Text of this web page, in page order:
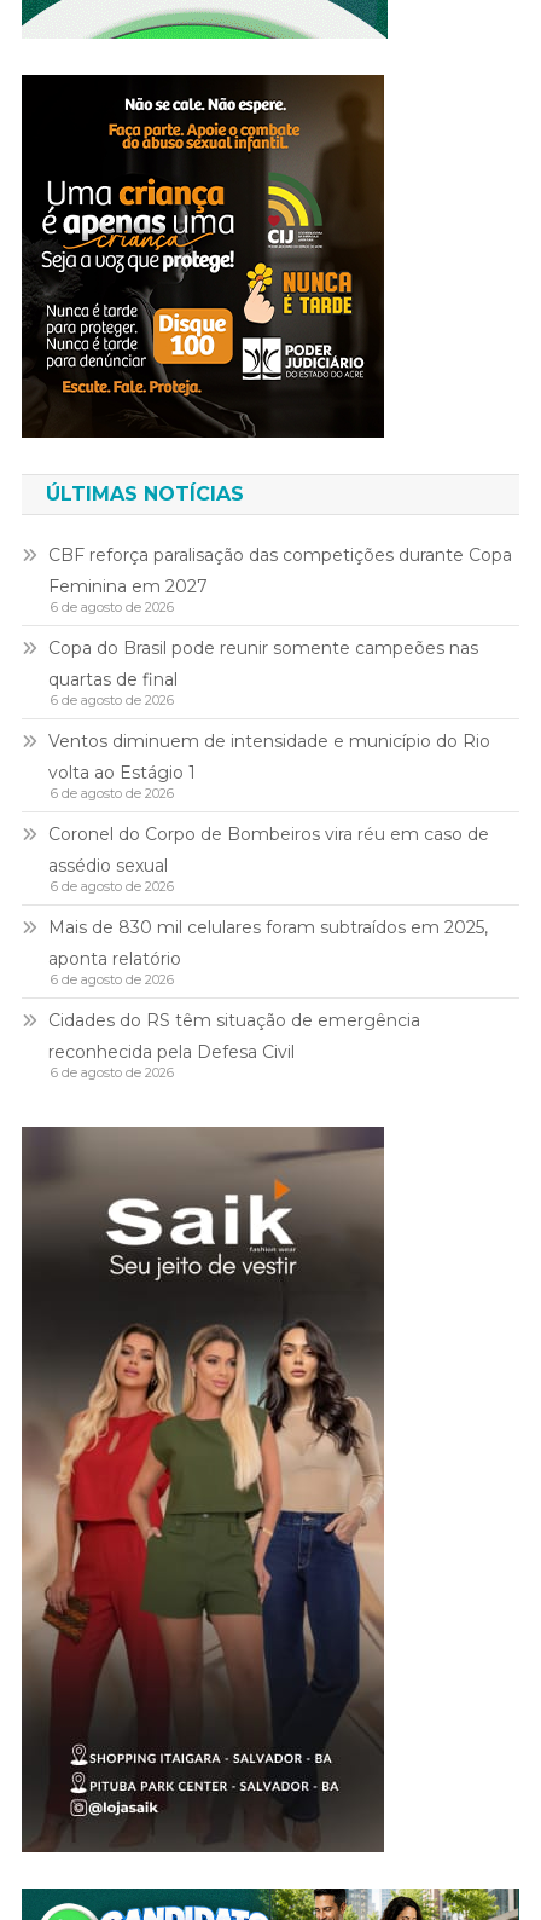
ÚLTIMAS NOTÍCIAS
CBF reforça paralisação das competições durante Copa
Feminina em 2027
6 de agosto de 2026
Copa do Brasil pode reunir somente campeões nas
quartas de final
6 de agosto de 2026
Ventos diminuem de intensidade e município do Rio
volta ao Estágio 1
6 de agosto de 2026
Coronel do Corpo de Bombeiros vira réu em caso de
assédio sexual
6 de agosto de 2026
Mais de 830 mil celulares foram subtraídos em 2025,
aponta relatório
6 de agosto de 2026
Cidades do RS têm situação de emergência
reconhecida pela Defesa Civil
6 de agosto de 2026